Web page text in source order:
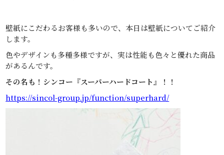
壁紙にこだわるお客様も多いので、本日は壁紙についてご紹介
します。
色やデザインも多種多様ですが、実は性能も色々と優れた商品
があるんです。
その名も！シンコー『スーパーハードコート』！！
https://sincol-group.jp/function/superhard/